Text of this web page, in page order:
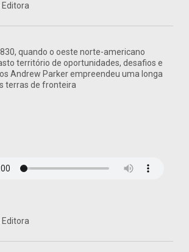
quando o oeste norte-americano
território de oportunidades, desafios e
Andrew Parker empreendeu uma longa
terras de fronteira